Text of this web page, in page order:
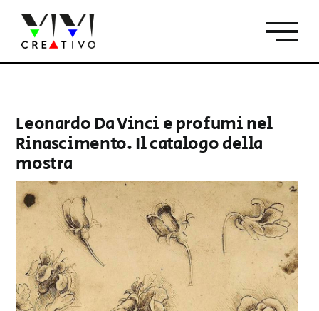
contenuto
Leonardo Da Vinci e profumi nel
Rinascimento. Il catalogo della
mostra